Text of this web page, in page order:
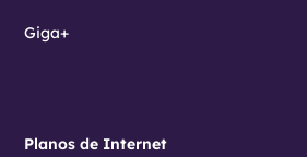
Giga+
Planos de Internet